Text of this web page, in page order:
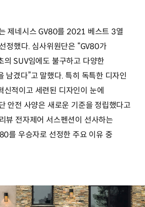
제네시스 GV80를 2021 베스트 3열
정했다. 심사위원단은 “GV80가
의 SUV임에도 불구하고 다양한
남겼다”고 말했다. 특히 독특한 디자인
신적이고 세련된 디자인이 눈에
안전 사양은 새로운 기준을 정립했다고
뷰 전자제어 서스펜션이 선사하는
를 우승자로 선정한 주요 이유 중